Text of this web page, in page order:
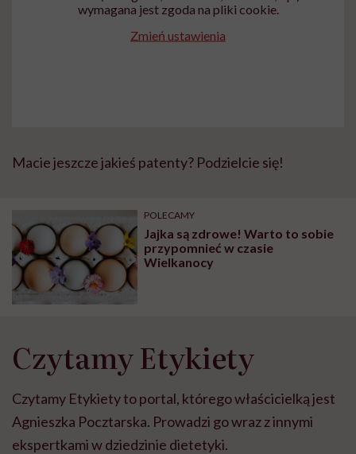
wymagana jest zgoda na pliki cookie.
Zmień ustawienia
Macie jeszcze jakieś patenty? Podzielcie się!
POLECAMY
Jajka są zdrowe! Warto to sobie
przypomnieć w czasie
Wielkanocy
Czytamy Etykiety
Czytamy Etykiety to portal, którego właścicielką jest
Agnieszka Pocztarska. Prowadzi go wraz z innymi
ekspertkami w dziedzinie dietetyki.